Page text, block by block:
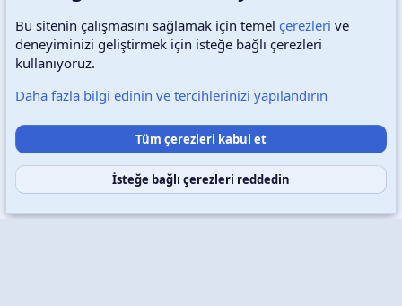
Türkçe (TR) Çerezler
Destek talepleri Bize ulaşın Şartlar ve kurallar
Gizlilik politikası Yardım Ana sayfa
S
Copyright © 2026 XenWp Telif Hakları Saklıdır
Bu sitenin çalışmasını sağlamak için temel çerezleri ve
deneyiminizi geliştirmek için isteğe bağlı çerezleri
kullanıyoruz.
Daha fazla bilgi edinin ve tercihlerinizi yapılandırın
Tüm çerezleri kabul et
İsteğe bağlı çerezleri reddedin